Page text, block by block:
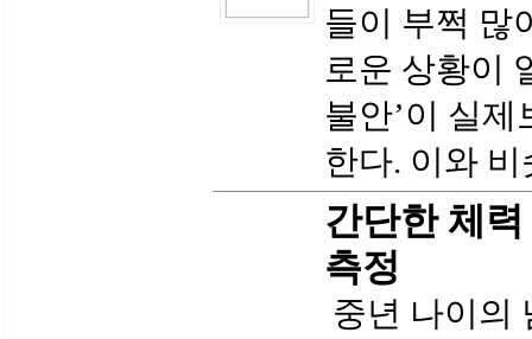
들이 부쩍 많
로운 상황이
불안’이 실
한다. 이와 비
간단한 체
측정
중년 나이의